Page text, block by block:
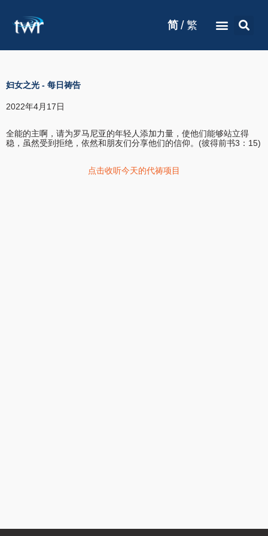
简 / 繁
妇女之光 - 每日祷告
2022年4月17日
全能的主啊，请为罗马尼亚的年轻人添加力量，使他们能够站立得
稳，虽然受到拒绝，依然和朋友们分享他们的信仰。(彼得前书3：15)
点击收听今天的代祷项目